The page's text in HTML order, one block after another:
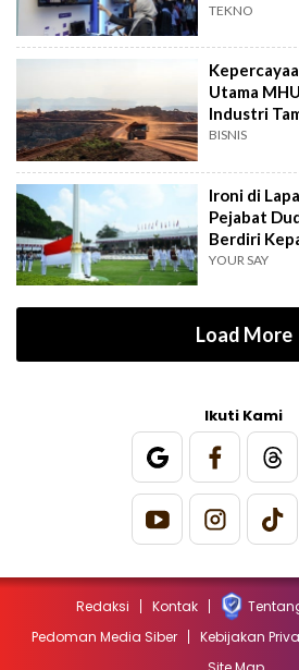
TEKNO
Utama
Industri
BISNIS
Ironi di
Pejabat
Berdiri
YOUR SAY
Load More
Ikuti Kami
Redaksi Kontak
Pedoman Media Siber
Kebijakan